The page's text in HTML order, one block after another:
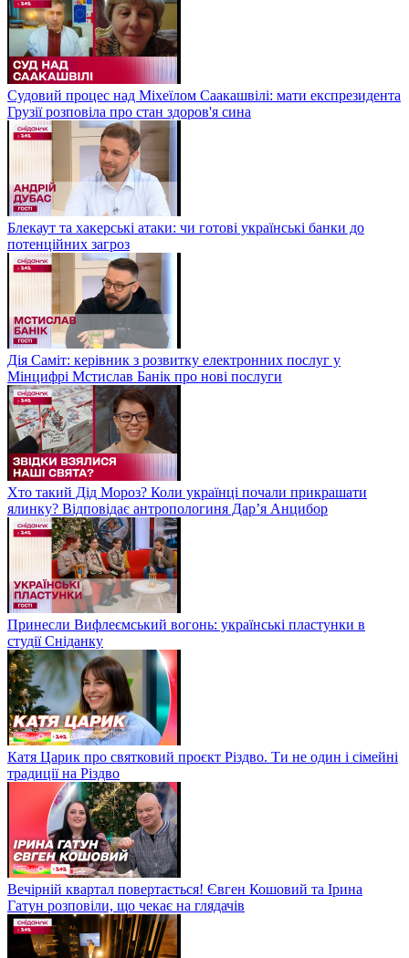
Судовий процес над Міхеїлом Саакашвілі: мати експрезидента
Грузії розповіла про стан здоров'я сина
Блекаут та хакерські атаки: чи готові українські банки до
потенційних загроз
Дія Саміт: керівник з розвитку електронних послуг у
Мінцифрі Мстислав Банік про нові послуги
Хто такий Дід Мороз? Коли українці почали прикрашати
ялинку? Відповідає антропологиня Дарʼя Анцибор
Принесли Вифлеємський вогонь: українські пластунки в
студії Сніданку
Катя Царик про святковий проєкт Різдво. Ти не один і сімейні
традиції на Різдво
Вечірній квартал повертається! Євген Кошовий та Ірина
Гатун розповіли, що чекає на глядачів